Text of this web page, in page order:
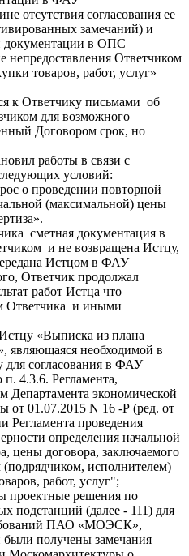
отсутствия согласования ее
замечаний) и
документации в ОПС
непредоставления Ответчиком
товаров, работ, услуг»
к Ответчику письмами об
для возможного
Договором срок, но
работы в связи с
условий:
о проведении повторной
(максимальной) цены
сметная документация в
и не возвращена Истцу,
Истцом в ФАУ
Ответчик продолжал
работ Истца что
Ответчика и иными
«Выписка из плана
являющаяся необходимой в
для согласования в ФАУ
п. 4.3.6. Регламента,
Департамента экономической
от 01.07.2015 N 16 -Р (ред. от
проведения
определения начальной
цены договора, заключаемого
исполнителем)
работ, услуг";
решения по
подстанций (далее - 111) для
ПАО «МОЭСК»,
были получены замечания